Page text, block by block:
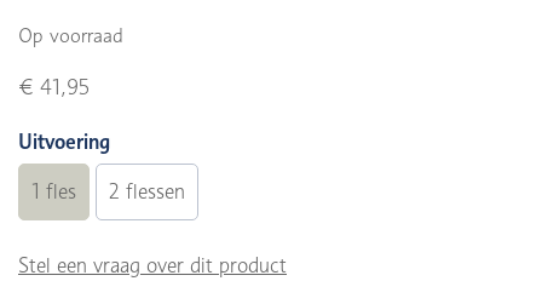
Op voorraad
€ 41,95
Uitvoering
1 fles 2 flessen
Stel een vraag over dit product